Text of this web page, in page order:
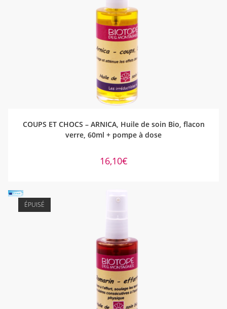
COUPS ET CHOCS – ARNICA, Huile de soin Bio, flacon
verre, 60ml + pompe à dose
16,10€
ÉPUISÉ